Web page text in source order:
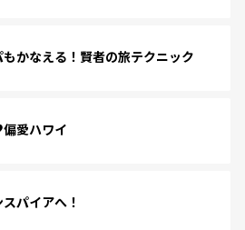
かなえる！賢者の旅テクニック
愛ハワイ
パイアへ！